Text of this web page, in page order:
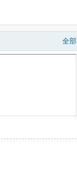
全部